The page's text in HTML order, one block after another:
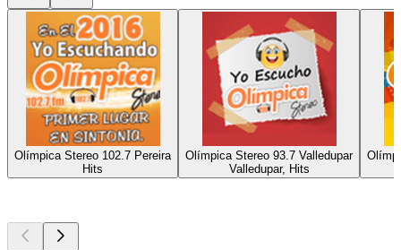
Olímpica Stereo 102.7 Pereira
Hits
Olímpica Stereo 93.7 Valledupar
Valledupar, Hits